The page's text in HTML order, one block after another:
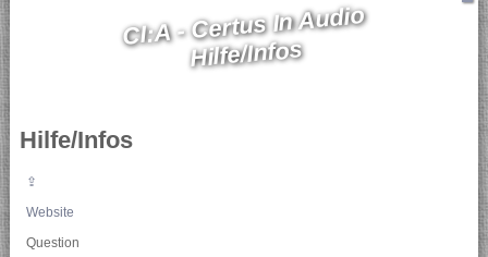
CI:A - Certus In Audio
Hilfe/Infos
Hilfe/Infos
⇪
Website
Question